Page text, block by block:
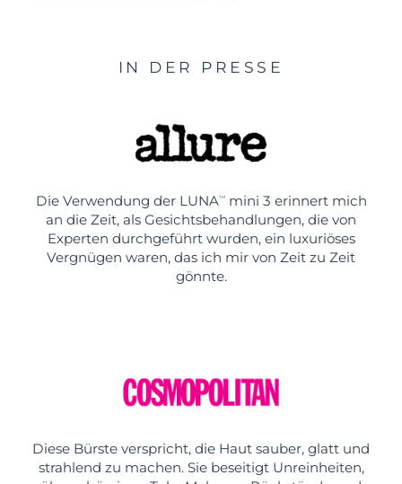
IN DER PRESSE
Die Verwendung der LUNATMmini 3 erinnert mich
an die Zeit, als Gesichtsbehandlungen, die von
Experten durchgeführt wurden, ein luxuriöses
Vergnügen waren, das ich mir von Zeit zu Zeit
gönnte.
Diese Bürste verspricht, die Haut sauber, glatt und
strahlend zu machen. Sie beseitigt Unreinheiten,